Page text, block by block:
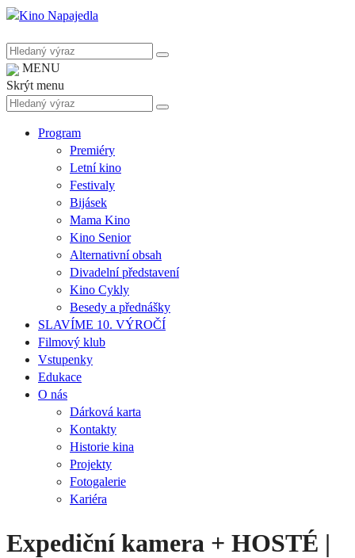
MENU
Skrýt menu
Program
Premiéry
Letní kino
Festivaly
Bijásek
Mama Kino
Kino Senior
Alternativní obsah
Divadelní představení
Kino Cykly
Besedy a přednášky
SLAVÍME 10. VÝROČÍ
Filmový klub
Vstupenky
Edukace
O nás
Dárková karta
Kontakty
Historie kina
Projekty
Fotogalerie
Kariéra
Expediční kamera + HOSTÉ |